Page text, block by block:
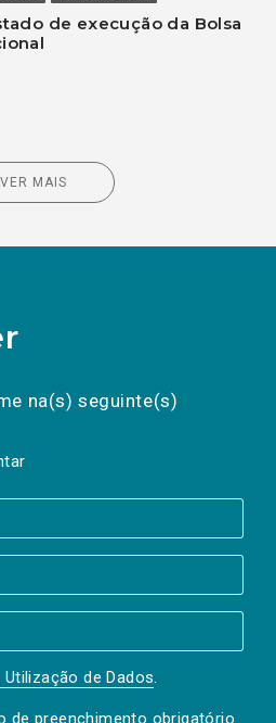
de execução da Bolsa
VER MAIS
na(s) seguinte(s)
de Dados.
de preenchimento obrigatório.